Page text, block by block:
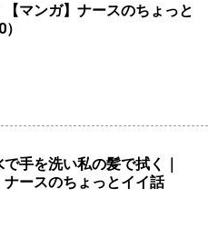
マンガ】ナースのちょっと
で手を洗い私の髪で拭く｜
ナースのちょっとイイ話